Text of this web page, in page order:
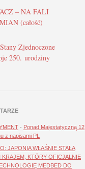
– NA FALI
(całość)
Zjednoczone
250. urodziny
- Ponad Majestatyczną 12
z napisami PL
JAPONIA WŁAŚNIE STAŁA
KRAJEM, KTÓRY OFICJALNIE
MEDBED DO